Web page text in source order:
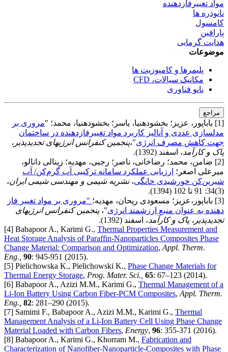
مواد تغییرفازدهنده
نانوذره ها
کامسول
پارافین
هدایت گرمایی
موضوعات
پلیمرها و کامپوزیت ها
مکانیک سیالات، CFD
نانو فناوری
مراجع
[1] باباپور، عزیز؛ بخشوده­نیا، یاسر؛ بخشوده­نیا، محمد؛ "
مروری بر
مدلسازی عددی و آنالیز کاربرد مواد تغییرفازدهنده در ساختمان
جهت کاهش مصرف انرژی"،پنجمین کنفرانس انرژی­های تجدیدپذیر،
پاک و کارآمد، اسفند (1392).
[2] ضامن، محمد؛ رضاخانی، ناصر؛ رجبی، مهدیه؛ زینالی دانالو،
میرعلی اصغر؛ ارزیابی عملکرد سامانه ترکیبی آب گرم‌کن/ آب
شیرین‌کن خورشیدی خانگی،نشریه شیمی و مهندسی شیمی ایران،
(3)34: 91 تا 102 (1394).
[3] باباپور،عزیز؛ مسعودی ریحان، مهدیه؛
"مروری بر مواد تغییر فاز
دهنده به عنوان منبع ارزشمند انرژی"،پنجمین کنفرانس انرژی­های
تجدید­پذیر، پاک و کارآمد، اسفند (1392).
[4] Babapoor A., Karimi G., Thermal Properties Measurement and
Heat Storage Analysis of Paraffin-Nanoparticles Composites Phase
Change Material: Comparison and Optimization,Appl. Therm.
Eng., 90: 945-951 (2015).
[5] Pielichowska K., Pielichowski K., Phase Change Materials for
Thermal Energy Storage, Prog. Mater. Sci., 65: 67–123 (2014).
[6] Babapoor A., Azizi M.M., Karimi G., Thermal Management of a
Li-Ion Battery Using Carbon Fiber-PCM Composites,Appl. Therm.
Eng., 82: 281–290 (2015).
[7] Samimi F., Babapoor A., Azizi M.M., Karimi G., Thermal
Management Analysis of a Li-Ion Battery Cell Using Phase Change
Material Loaded with Carbon Fibers, Energy, 96: 355-371 (2016).
[8] Babapoor A., Karimi G., Khorram M., Fabrication and
Characterization of Nanofiber-Nanoparticle-Composites with Phase